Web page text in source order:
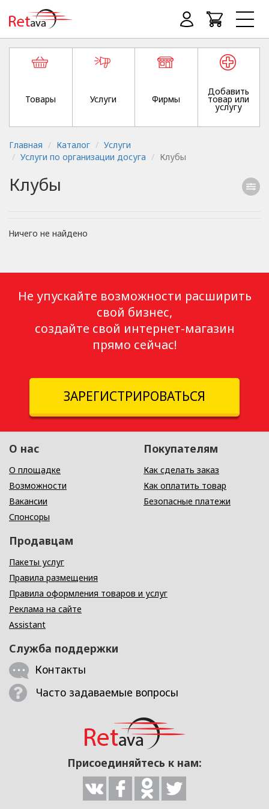
Товары Услуги Фирмы
Добавить
товар или
услугу
Главная Каталог
Услуги
Услуги по организации досуга
Клубы
Клубы
Ничего не найдено
Не упускайте возможности расширить
свой бизнес,
создайте свой интернет-магазин
прямо сейчас!
ЗАРЕГИСТРИРОВАТЬСЯ
О нас
О площадке
Возможности
Вакансии
Спонсоры
Покупателям
Как сделать заказ
Как оплатить товар
Безопасные платежи
Продавцам
Пакеты услуг
Правила размещения
Правила оформления товаров и услуг
Реклама на сайте
Assistant
Служба поддержки
Контакты
Часто задаваемые вопросы
Присоединяйтесь к нам: